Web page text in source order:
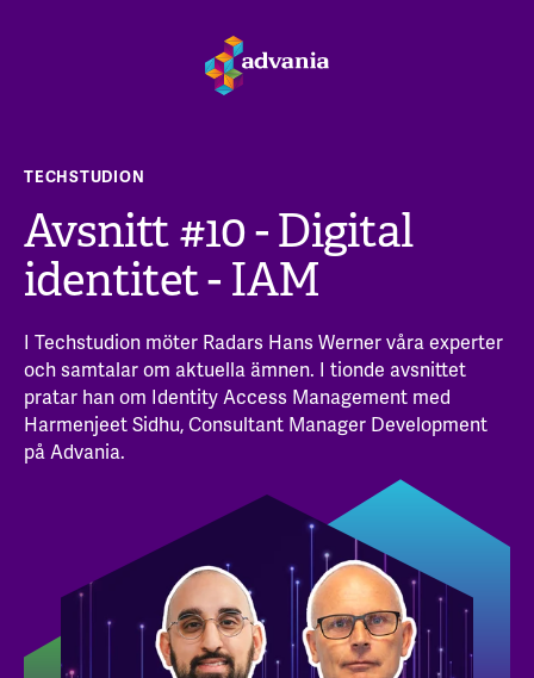
TECHSTUDION
Avsnitt #10 - Digital
identitet - IAM
I Techstudion möter Radars Hans Werner våra experter
och samtalar om aktuella ämnen. I tionde avsnittet
pratar han om Identity Access Management med
Harmenjeet Sidhu, Consultant Manager Development
på Advania.